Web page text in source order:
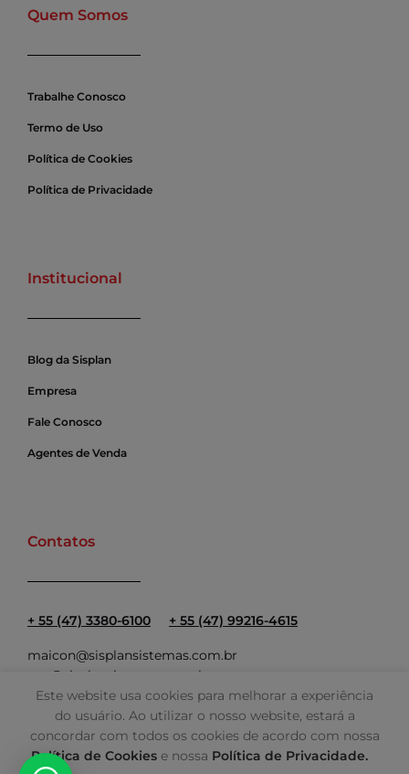
Quem Somos
Trabalhe Conosco
Termo de Uso
Política de Cookies
Política de Privacidade
Institucional
Blog da Sisplan
Empresa
Fale Conosco
Agentes de Venda
Contatos
+ 55 (47) 3380-6100 + 55 (47) 99216-4615
maicon@sisplansistemas.com.br
ana@sisplansistemas.com.br
Este website usa cookies para melhorar a experiência
do usuário. Ao utilizar o nosso website, estará a
concordar com todos os cookies de acordo com nossa
Política de Cookiese nossa Política de Privacidade.